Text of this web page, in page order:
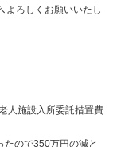
よろしくお願いいたし
人施設入所委託措置費
たので350万円の減と